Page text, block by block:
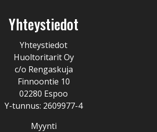
Yhteystiedot
Yhteystiedot
Huoltoritarit Oy
c/o Rengaskuja
Finnoontie 10
02280 Espoo
Y-tunnus: 2609977-4
Myynti